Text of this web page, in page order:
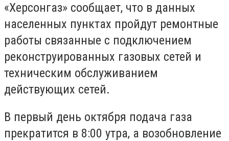
«Херсонгаз» сообщает, что в данных
населенных пунктах пройдут ремонтные
работы связанные с подключением
реконструированных газовых сетей и
техническим обслуживанием
действующих сетей.
В первый день октября подача газа
прекратится в 8:00 утра, а возобновление